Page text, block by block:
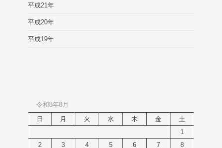
平成21年
平成20年
平成19年
令和8年8月
日
月 火 水 木 金
土
1
2
3 4 5 6 7 8